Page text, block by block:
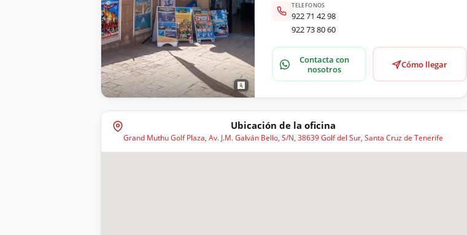
TELEFONOS
922 71 42 98
922 73 80 60
Contacta con
nosotros
Cómo llegar
Ubicación de la oficina
Grand Muthu Golf Plaza, Av. J.M. Galván Bello, S/N, 38639 Golf del Sur, Santa Cruz de Tenerife